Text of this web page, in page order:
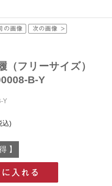
（フリーサイズ）
B-Y
Y
込)
】